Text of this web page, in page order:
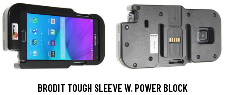
BRODIT TOUGH SLEEVE W. POWER BLOCK